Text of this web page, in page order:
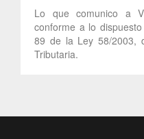
Lo que comunico a
conforme a lo
89 de la Ley 58/2003,
Tributaria.